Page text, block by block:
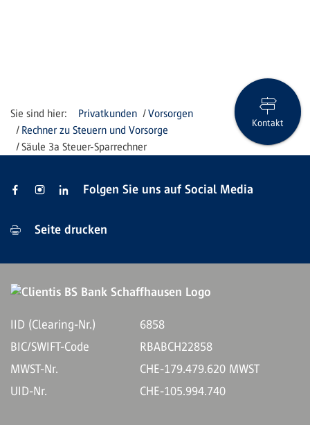
Privatkunden
Vorsorgen
Rechner zu Steuern und Vorsorge
Säule 3a Steuer-Sparrechner
Kontakt
Folgen Sie uns auf Social Media
Seite drucken
IID (Clearing-Nr.)
6858
BIC/SWIFT-Code
RBABCH22858
MWST-Nr.
CHE-179.479.620 MWST
UID-Nr.
CHE-105.994.740